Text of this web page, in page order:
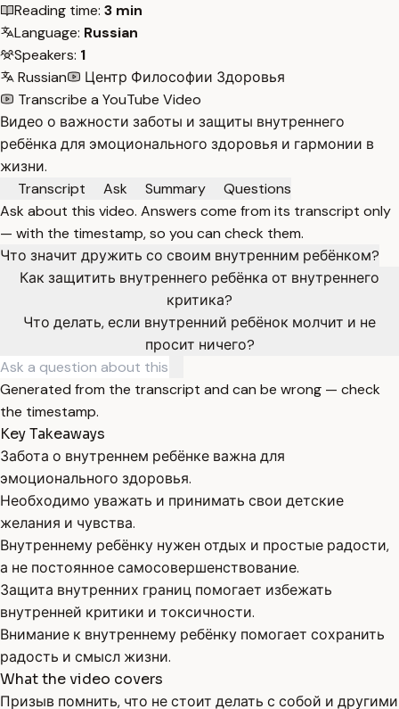
Reading time: 3 min
Language: Russian
Speakers: 1
Russian
Центр Философии Здоровья
Transcribe a YouTube Video
Видео о важности заботы и защиты внутреннего
ребёнка для эмоционального здоровья и гармонии в
жизни.
Transcript
Ask Summary
Questions
Ask about this video. Answers come from its transcript only
— with the timestamp, so you can check them.
Что значит дружить со своим внутренним ребёнком?
Как защитить внутреннего ребёнка от внутреннего
критика?
Что делать, если внутренний ребёнок молчит и не
просит ничего?
Generated from the transcript and can be wrong — check
the timestamp.
Key Takeaways
Забота о внутреннем ребёнке важна для
эмоционального здоровья.
Необходимо уважать и принимать свои детские
желания и чувства.
Внутреннему ребёнку нужен отдых и простые радости,
а не постоянное самосовершенствование.
Защита внутренних границ помогает избежать
внутренней критики и токсичности.
Внимание к внутреннему ребёнку помогает сохранить
радость и смысл жизни.
What the video covers
Призыв помнить, что не стоит делать с собой и другими